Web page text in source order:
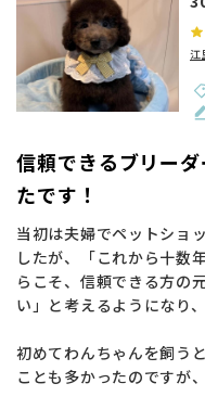
今回お世話になった
違う「誠実さ」を感じま
ーさんの想いや飼育環境
している姿勢に、命を扱
おかげで、江里川さんの
江
信頼できるブリー
たです！
当初は夫婦でペットショ
したが、「これから十数
らこそ、信頼できる方の
い」と考えるようになり
初めてわんちゃんを飼う
ことも多かったのですが